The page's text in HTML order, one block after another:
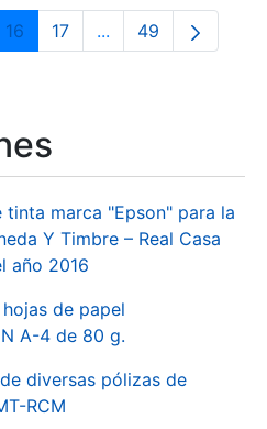
Use TAB para
Página
16 Página
17 ...PáginasPágina
49
tinta marca "Epson" para la
Y Timbre – Real Casa
año 2016
de papel
A-4 de 80 g.
diversas pólizas de
RCM